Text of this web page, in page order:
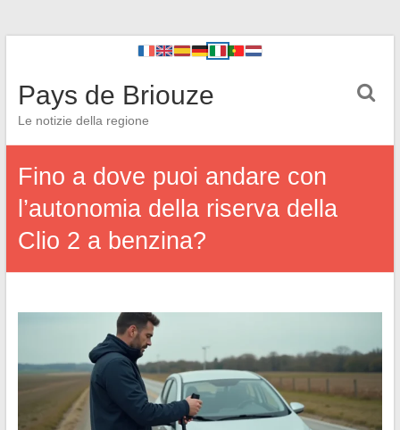
Pays de Briouze
Le notizie della regione
Fino a dove puoi andare con
l’autonomia della riserva della
Clio 2 a benzina?